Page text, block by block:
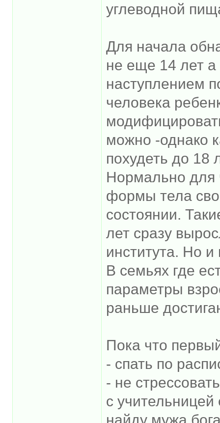
углеводной
Для начала
не еще 14 лет а
наступлением
человека
можно -однако
похудеть до 18
Нормально для
формы тела
состоянии.
лет сразу
института. Но
В семьях где
параметры
раньше
Пока что
- спать по
- не
с
найду мужа